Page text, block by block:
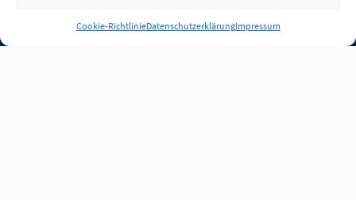
Cookie-RichtlinieDatenschutzerklärungImpressum
Jobs Partner FAQ Quellen